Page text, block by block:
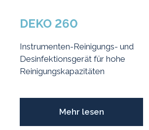
DEKO 260
Instrumenten-Reinigungs- und
Desinfektionsgerät für hohe
Reinigungskapazitäten
Mehr lesen